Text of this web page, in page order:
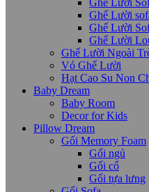
Ghế Lười
Ghế Lười
Ghế Lười
Ghế Lười
Ghế Lười Ngoài
Vỏ Ghế Lười
Hạt Cao Su Non
Baby Dream
Baby Room
Decor for Kids
Pillow Dream
Gối Memory Foam
Gối ngủ
Gối cổ
Gối tựa lưng